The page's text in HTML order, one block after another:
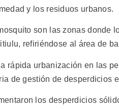
y los residuos urbanos.
son las zonas donde
refiriéndose al área de
rápida urbanización en las
de gestión de desperdicios
los desperdicios